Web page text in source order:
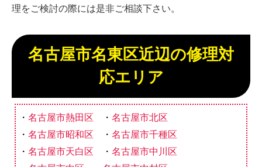
理をご検討の際には是非ご相談下さい。
名古屋市名東区近辺の修理対
応エリア
名古屋市熱田区
名古屋市北区
名古屋市昭和区
名古屋市千種区
名古屋市天白区
名古屋市中川区